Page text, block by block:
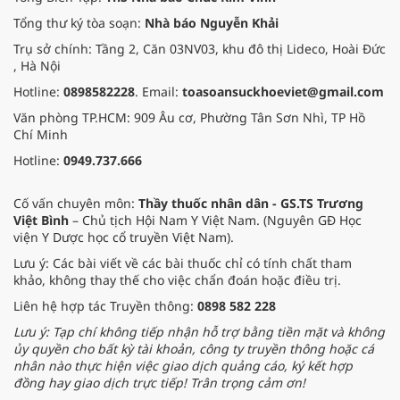
Tổng thư ký tòa soạn: Nhà báo Nguyễn Khải
Trụ sở chính: Tầng 2, Căn 03NV03, khu đô thị Lideco, Hoài Đức
, Hà Nội
Hotline: 0898582228. Email: toasoansuckhoeviet@gmail.com
Văn phòng TP.HCM: 909 Âu cơ, Phường Tân Sơn Nhì, TP Hồ
Chí Minh
Hotline: 0949.737.666
Cố vấn chuyên môn: Thầy thuốc nhân dân - GS.TS Trương
Việt Bình – Chủ tịch Hội Nam Y Việt Nam. (Nguyên GĐ Học
viện Y Dược học cổ truyền Việt Nam).
Lưu ý: Các bài viết về các bài thuốc chỉ có tính chất tham
khảo, không thay thế cho việc chẩn đoán hoặc điều trị.
Liên hệ hợp tác Truyền thông: 0898 582 228
Lưu ý: Tạp chí không tiếp nhận hỗ trợ bằng tiền mặt và không
ủy quyền cho bất kỳ tài khoản, công ty truyền thông hoặc cá
nhân nào thực hiện việc giao dịch quảng cáo, ký kết hợp
đồng hay giao dịch trực tiếp! Trân trọng cảm ơn!